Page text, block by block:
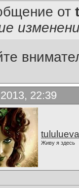
от
22:39
tululueva
Живу я здесь